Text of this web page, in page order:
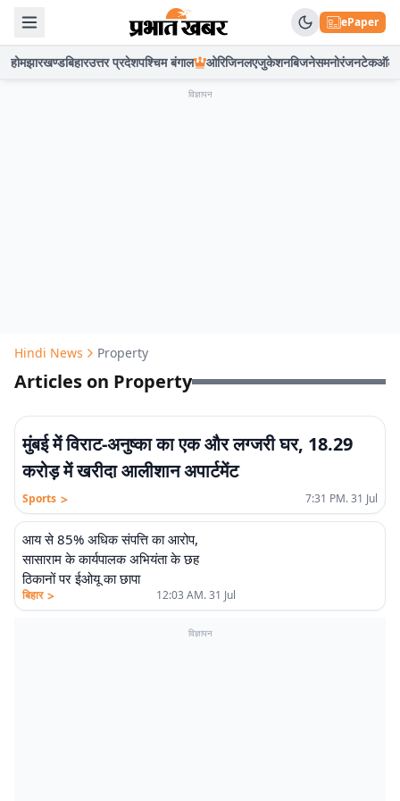
ePaper
होमझारखण्डबिहारउत्तर प्रदेशपश्चिम बंगाल ओरिजिनलएजुकेशनबिजनेसमनोरंजनटेकऑटो
विज्ञापन
Hindi News Property
Articles on Property
मुंबई में विराट-अनुष्का का एक और लग्जरी घर, 18.29
करोड़ में खरीदा आलीशान अपार्टमेंट
Sports > 7:31 PM. 31 Jul
आय से 85% अधिक संपत्ति का आरोप,
सासाराम के कार्यपालक अभियंता के छह
ठिकानों पर ईओयू का छापा
बिहार > 12:03 AM. 31 Jul
विज्ञापन